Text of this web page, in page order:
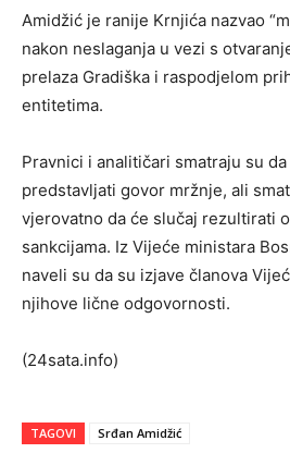
Amidžić je ranije Krnjića nazvao
nakon neslaganja u vezi s
prelaza Gradiška i raspodjelom
entitetima.
Pravnici i analitičari smatraju su
predstavljati govor mržnje, ali
vjerovatno da će slučaj rezultirati
sankcijama. Iz Vijeće ministara
naveli su da su izjave članova
njihove lične odgovornosti.
(24sata.info)
TAGOVI Srđan Amidžić